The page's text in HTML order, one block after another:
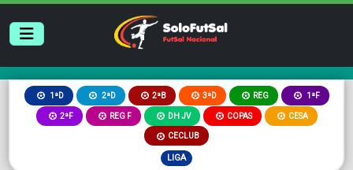
1ªD 2ªD 2ªB 3ªD REG 1ªF
2ªF REG F DH JV COPAS CESA
CECLUB
LIGA